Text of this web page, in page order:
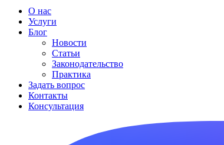
О нас
Услуги
Блог
Новости
Статьи
Законодательство
Практика
Задать вопрос
Контакты
Консультация